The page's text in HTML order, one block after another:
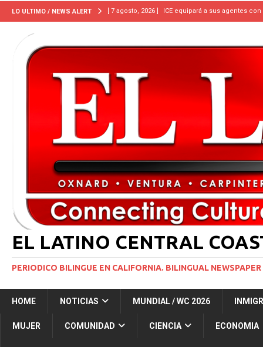
LO ULTIMO / NEWS ALERT [ 7 agosto, 2026 ] Turquía, Pakistán y Arabia
[ 2 julio, 2024 ] Colombia apaga el ‘efecto Vini’.
Corte Suprema levanta
INMIGRACIÓN
Potente tormenta invernal
[ 7 agosto, 2026 ] Simi Valley Man Sentenced to
[ 7 agosto, 2026 ] ICE equipará a sus agentes
INMIGRACIÓN
EL LATINO CENTRAL
PERIODICO BILINGUE EN CALIFORNIA. BILINGUAL
HOME NOTICIAS MUNDIAL / WC 2026
MUJER COMUNIDAD CIENCIA ECONOMIA